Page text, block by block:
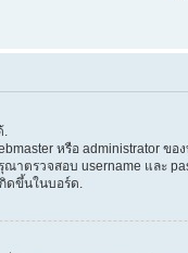
.
หรือ administrator ขอ
ตรวจสอบ username และ
ดขึ้นในบอร์ด.